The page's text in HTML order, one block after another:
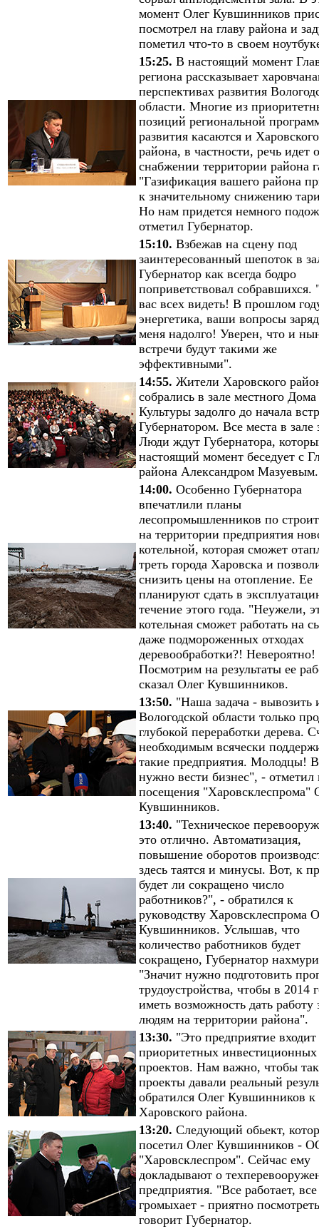
момент Олег Кувшинников
посмотрел на главу района и
пометил что-то в своем
15:25. В настоящий момент
региона рассказывает
перспективах развития
области. Многие из
позиций региональной
развития касаются и Харовского
района, в частности, речь идет о
снабжении территории района
"Газификация вашего района
к значительному снижению
Но нам придется немного
отметил Губернатор.
15:10. Взбежав на сцену под
заинтересованный шепоток в
Губернатор как всегда бодро
поприветствовал собравшихся.
вас всех видеть! В прошлом
энергетика, ваши вопросы
меня надолго! Уверен, что и
встречи будут такими же
эффективными".
14:55. Жители Харовского
собрались в зале местного Дома
Культуры задолго до начала
Губернатором. Все места в зале
Люди ждут Губернатора,
настоящий момент беседует с
района Александром Мазуевым.
14:00. Особенно Губернатора
впечатлили планы
лесопромышленников по
на территории предприятия
котельной, которая сможет
треть города Харовска и
снизить цены на отопление. Ее
планируют сдать в
течение этого года. "Неужели,
котельная сможет работать на
даже подмороженных отходах
деревообработки?! Невероятно!
Посмотрим на результаты ее
сказал Олег Кувшинников.
13:50. "Наша задача - вывозить
Вологодской области только
глубокой переработки дерева.
необходимым всячески
такие предприятия. Молодцы!
нужно вести бизнес", - отметил
посещения "Харовсклеспрома"
Кувшинников.
13:40. "Техническое
это отлично. Автоматизация,
повышение оборотов
здесь таятся и минусы. Вот, к
будет ли сокращено число
работников?", - обратился к
руководству Харовсклеспрома
Кувшинников. Услышав, что
количество работников будет
сокращено, Губернатор
"Значит нужно подготовить
трудоустройства, чтобы в 2014
иметь возможность дать работу
людям на территории района".
13:30. "Это предприятие
приоритетных инвестиционных
проектов. Нам важно, чтобы
проекты давали реальный
обратился Олег Кувшинников к
Харовского района.
13:20. Следующий обьект,
посетил Олег Кувшинников -
"Харовсклеспром". Сейчас ему
докладывают о
предприятия. "Все работает, все
громыхает - приятно
говорит Губернатор.